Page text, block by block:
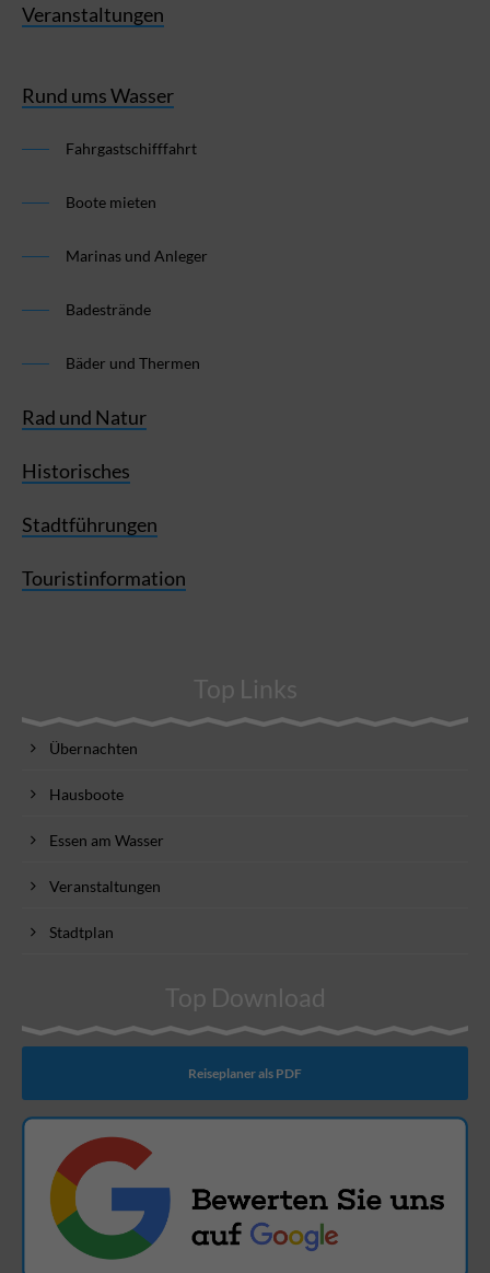
Veranstaltungen
Rund ums Wasser
Fahrgastschifffahrt
Boote mieten
Marinas und Anleger
Badestrände
Bäder und Thermen
Rad und Natur
Historisches
Stadtführungen
Touristinformation
Top Links
Übernachten
Hausboote
Essen am Wasser
Veranstaltungen
Stadtplan
Top Download
Reiseplaner als PDF